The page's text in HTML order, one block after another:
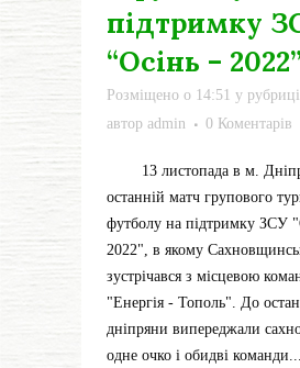
підтримку
“Осінь – 2022”
Розміщено о 14:51 у рубриці
автор admin 0 Коментарів
13 листопада в м.
останній матч групового
футболу на підтримку ЗСУ
2022", в якому
зустрічався з місцевою
"Енергія - Тополь". До
дніпряни випереджали
одне очко і обидві команди...